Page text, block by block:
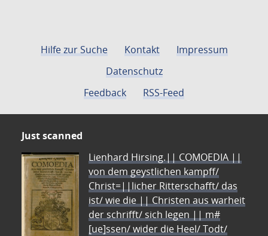
Hilfe zur Suche Kontakt
Impressum
Datenschutz
Feedback
RSS-Feed
Just scanned
Lienhard Hirsing.|| COMOEDIA ||
von dem geystlichen kampff/
Christ=||licher Ritterschafft/ das
ist/ wie die || Christen aus warheit
der schrifft/ sich legen || m#
[ue]ssen/ wider die Heel/ Todt/